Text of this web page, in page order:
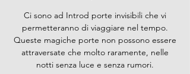
Ci sono ad Introd porte invisibili che vi
permetteranno di viaggiare nel tempo.
Queste magiche porte non possono essere
attraversate che molto raramente, nelle
notti senza luce e senza rumori.